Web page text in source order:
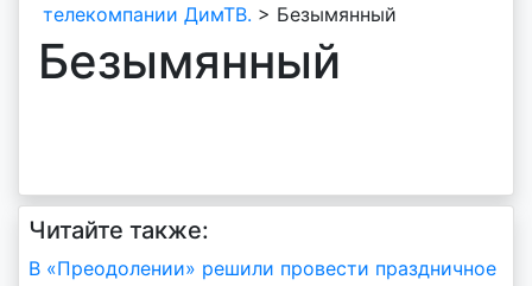
телекомпании ДимТВ. > Безымянный
Безымянный
Читайте также:
Навигация
В «Преодолении» решили провести праздничное